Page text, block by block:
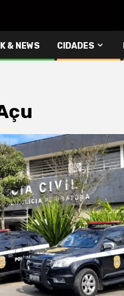
& NEWS CIDADES